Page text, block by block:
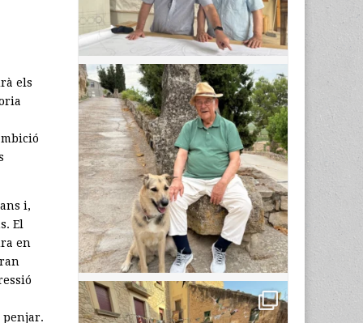
els
i,
El
en
penjar.